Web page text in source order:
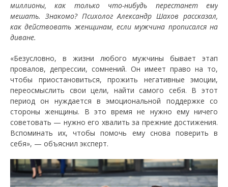
миллионы, как только что-нибудь перестанет ему
мешать. Знакомо? Психолог Александр Шахов рассказал,
как действовать женщинам, если мужчина прописался на
диване.
«Безусловно, в жизни любого мужчины бывает этап
провалов, депрессии, сомнений. Он имеет право на то,
чтобы приостановиться, прожить негативные эмоции,
переосмыслить свои цели, найти самого себя. В этот
период он нуждается в эмоциональной поддержке со
стороны женщины. В это время не нужно ему ничего
советовать — нужно его хвалить за прежние достижения.
Вспоминать их, чтобы помочь ему снова поверить в
себя», — объяснил эксперт.